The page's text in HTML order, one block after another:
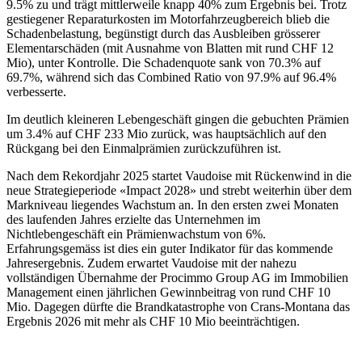
9.5% zu und trägt mittlerweile knapp 40% zum Ergebnis bei. Trotz
gestiegener Reparaturkosten im Motorfahrzeugbereich blieb die
Schadenbelastung, begünstigt durch das Ausbleiben grösserer
Elementarschäden (mit Ausnahme von Blatten mit rund CHF 12
Mio), unter Kontrolle. Die Schadenquote sank von 70.3% auf
69.7%, während sich das Combined Ratio von 97.9% auf 96.4%
verbesserte.
Im deutlich kleineren Lebengeschäft gingen die gebuchten Prämien
um 3.4% auf CHF 233 Mio zurück, was hauptsächlich auf den
Rückgang bei den Einmalprämien zurückzuführen ist.
Nach dem Rekordjahr 2025 startet Vaudoise mit Rückenwind in die
neue Strategieperiode «Impact 2028» und strebt weiterhin über dem
Markniveau liegendes Wachstum an. In den ersten zwei Monaten
des laufenden Jahres erzielte das Unternehmen im
Nichtlebengeschäft ein Prämienwachstum von 6%.
Erfahrungsgemäss ist dies ein guter Indikator für das kommende
Jahresergebnis. Zudem erwartet Vaudoise mit der nahezu
vollständigen Übernahme der Procimmo Group AG im Immobilien
Management einen jährlichen Gewinnbeitrag von rund CHF 10
Mio. Dagegen dürfte die Brandkatastrophe von Crans-Montana das
Ergebnis 2026 mit mehr als CHF 10 Mio beeinträchtigen.